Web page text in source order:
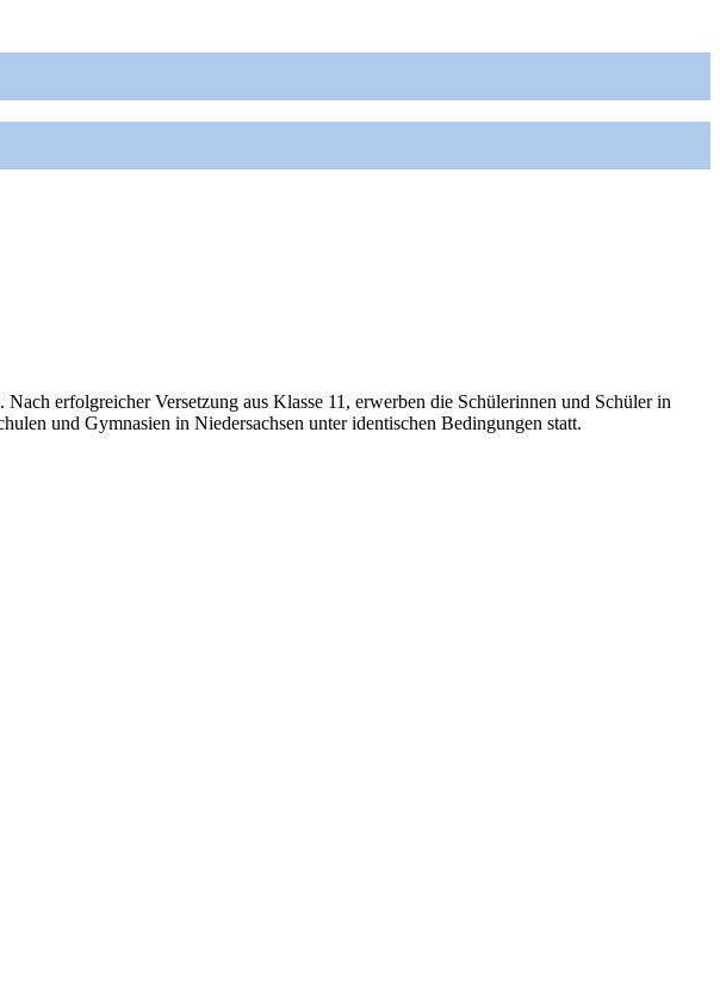
Nach erfolgreicher Versetzung aus Klasse 11, erwerben die Schülerinnen und Schüler in
und Gymnasien in Niedersachsen unter identischen Bedingungen statt.